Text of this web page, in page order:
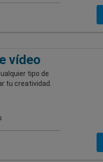
vídeo
tipo de
tu creatividad.